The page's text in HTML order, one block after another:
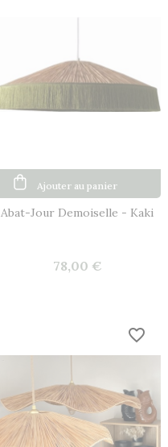
Abat-Jour Demoiselle - Kaki
78,00 €
Ajouter au panier
favorite_border